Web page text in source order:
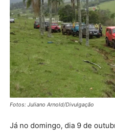
Fotos: Juliano Arnold/Divulgação
Já no domingo, dia 9 de